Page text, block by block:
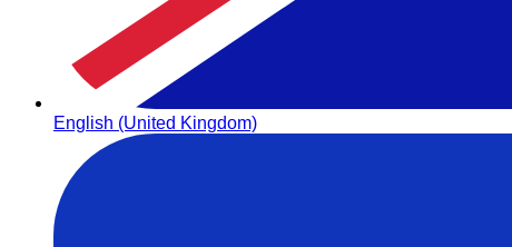
English (United Kingdom)